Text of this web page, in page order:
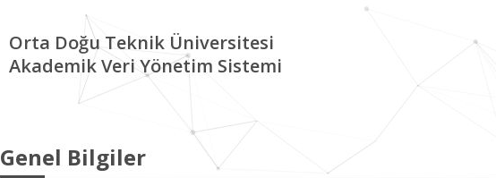
Orta Doğu Teknik Üniversitesi
Akademik Veri Yönetim Sistemi
Genel Bilgiler